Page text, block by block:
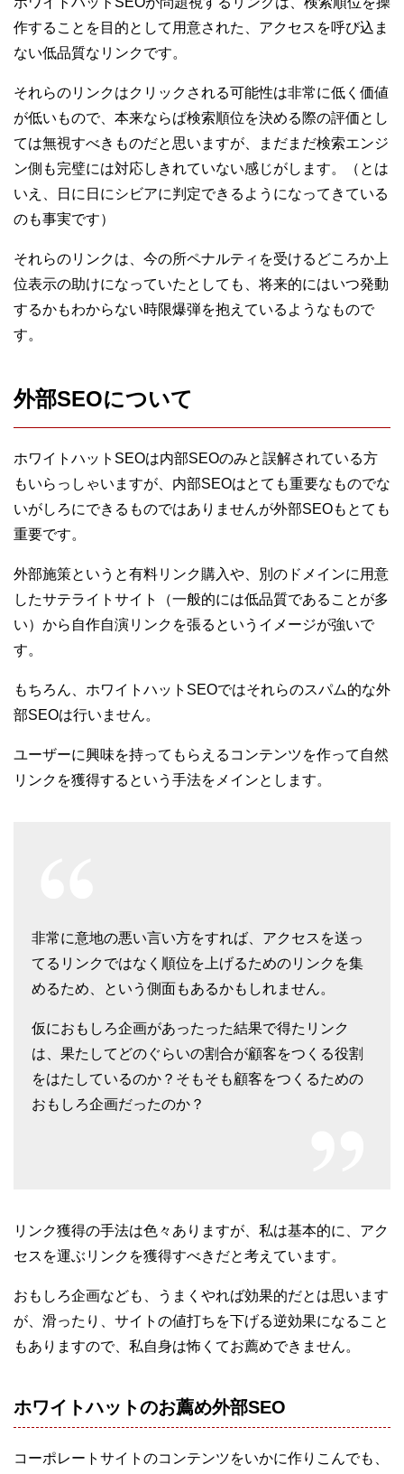
作することを目的として用意された、アクセスを呼び込ま
ない低品質なリンクです。
それらのリンクはクリックされる可能性は非常に低く価値
が低いもので、本来ならば検索順位を決める際の評価とし
ては無視すべきものだと思いますが、まだまだ検索エンジ
ン側も完璧には対応しきれていない感じがします。（とは
いえ、日に日にシビアに判定できるようになってきている
のも事実です）
それらのリンクは、今の所ペナルティを受けるどころか上
位表示の助けになっていたとしても、将来的にはいつ発動
するかもわからない時限爆弾を抱えているようなもので
す。
外部SEOについて
ホワイトハットSEOは内部SEOのみと誤解されている方
もいらっしゃいますが、内部SEOはとても重要なものでな
いがしろにできるものではありませんが外部SEOもとても
重要です。
外部施策というと有料リンク購入や、別のドメインに用意
したサテライトサイト（一般的には低品質であることが多
い）から自作自演リンクを張るというイメージが強いで
す。
もちろん、ホワイトハットSEOではそれらのスパム的な外
部SEOは行いません。
ユーザーに興味を持ってもらえるコンテンツを作って自然
リンクを獲得するという手法をメインとします。
非常に意地の悪い言い方をすれば、アクセスを送っ
てるリンクではなく順位を上げるためのリンクを集
めるため、という側面もあるかもしれません。
仮におもしろ企画があったった結果で得たリンク
は、果たしてどのぐらいの割合が顧客をつくる役割
をはたしているのか？そもそも顧客をつくるための
おもしろ企画だったのか？
リンク獲得の手法は色々ありますが、私は基本的に、アク
セスを運ぶリンクを獲得すべきだと考えています。
おもしろ企画なども、うまくやれば効果的だとは思います
が、滑ったり、サイトの値打ちを下げる逆効果になること
もありますので、私自身は怖くてお薦めできません。
ホワイトハットのお薦め外部SEO
コーポレートサイトのコンテンツをいかに作りこんでも、